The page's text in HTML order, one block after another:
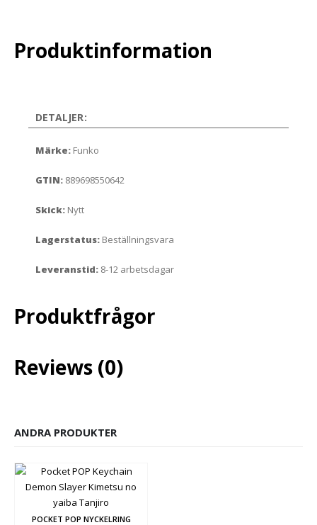
Produktinformation
DETALJER:
Märke: Funko
GTIN: 889698550642
Skick: Nytt
Lagerstatus: Beställningsvara
Leveranstid: 8-12 arbetsdagar
Produktfrågor
Reviews (0)
ANDRA PRODUKTER
POCKET POP NYCKELRING